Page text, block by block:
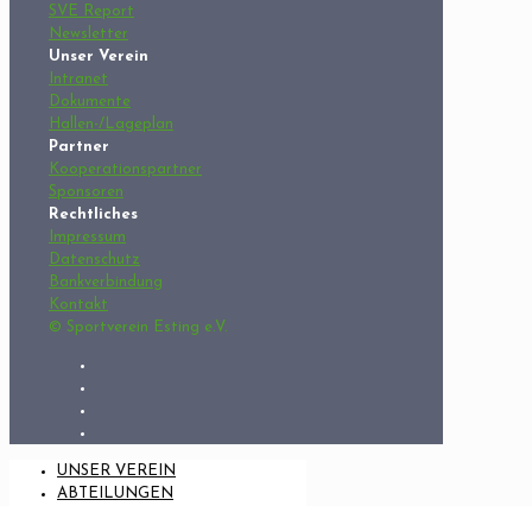
SVE Report
Newsletter
Unser Verein
Intranet
Dokumente
Hallen-/Lageplan
Partner
Kooperationspartner
Sponsoren
Rechtliches
Impressum
Datenschutz
Bankverbindung
Kontakt
© Sportverein Esting e.V.
UNSER VEREIN
ABTEILUNGEN